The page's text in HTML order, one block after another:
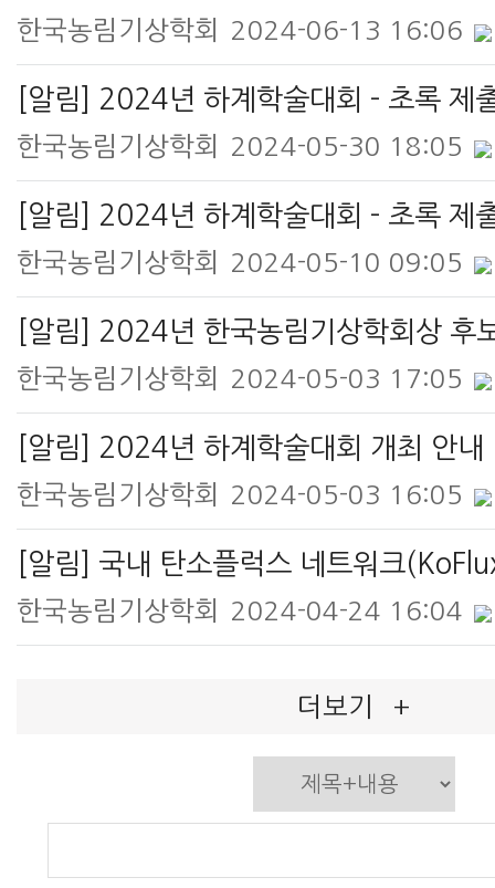
한국농림기상학회 2024-06-13 16:06
[알림] 2024년 하계학술대회 - 초록 제
한국농림기상학회 2024-05-30 18:05
[알림] 2024년 하계학술대회 - 초록 제
한국농림기상학회 2024-05-10 09:05
[알림] 2024년 한국농림기상학회상 후
한국농림기상학회 2024-05-03 17:05
[알림] 2024년 하계학술대회 개최 안내
한국농림기상학회 2024-05-03 16:05
한국농림기상학회 2024-04-24 16:04
더보기 +